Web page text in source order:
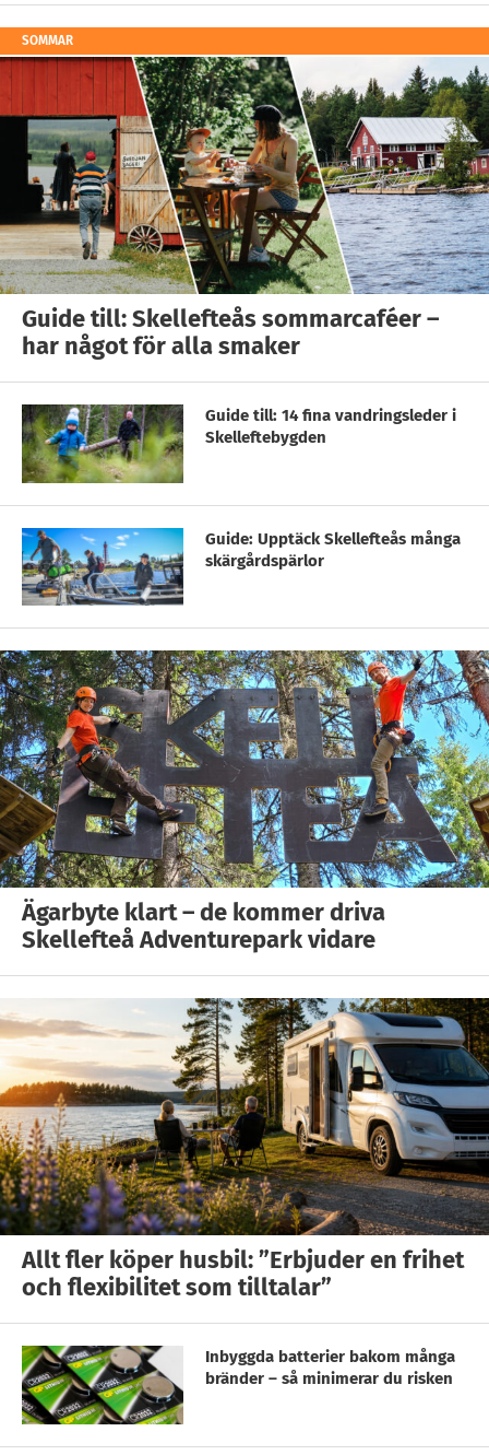
SOMMAR
Guide till: Skellefteås sommarcaféer –
har något för alla smaker
Guide till: 14 fina vandringsleder i
Skelleftebygden
Guide: Upptäck Skellefteås många
skärgårdspärlor
Ägarbyte klart – de kommer driva
Skellefteå Adventurepark vidare
Allt fler köper husbil: ”Erbjuder en frihet
och flexibilitet som tilltalar”
Inbyggda batterier bakom många
bränder – så minimerar du risken